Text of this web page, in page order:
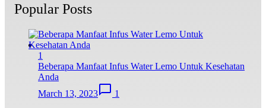
Popular Posts
1
Beberapa Manfaat Infus Water Lemo Untuk Kesehatan
Anda
March 13, 2023
1